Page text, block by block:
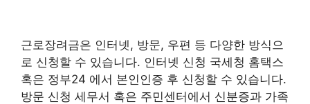
근로장려금은 인터넷, 방문, 우편 등 다양한 방식으
로 신청할 수 있습니다. 인터넷 신청 국세청 홈택스
혹은 정부24 에서 본인인증 후 신청할 수 있습니다.
방문 신청 세무서 혹은 주민센터에서 신분증과 가족